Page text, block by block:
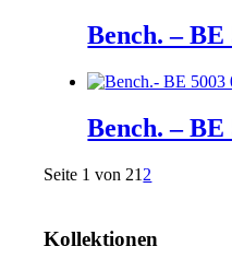
Bench. – BE
Bench. – BE
Seite 1 von 21 2
Kollektionen